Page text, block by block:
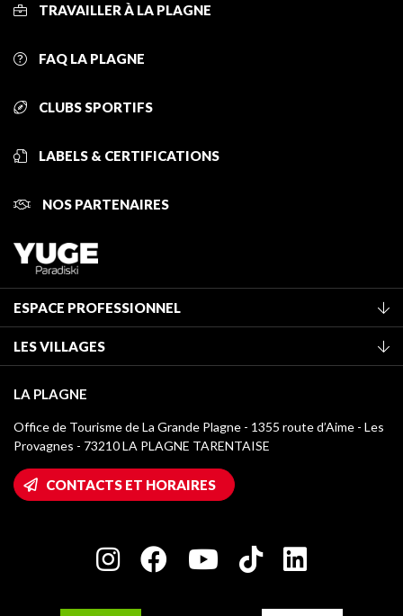
TRAVAILLER À LA PLAGNE
FAQ LA PLAGNE
CLUBS SPORTIFS
LABELS & CERTIFICATIONS
NOS PARTENAIRES
ESPACE PROFESSIONNEL
Classement des meublés
Taxe de séjour
Médiathèque
Logos La Plagne
Accès Wifi
Maison des Propriétaires
Charte des Acteurs Engagés
LES VILLAGES
Champagny-en-Vanoise
Montchavin - Les Coches
Plagne 1800
LA PLAGNE
Office de Tourisme de La Grande Plagne - 1355 route d’Aime - Les
Provagnes - 73210 LA PLAGNE TARENTAISE
CONTACTS ET HORAIRES